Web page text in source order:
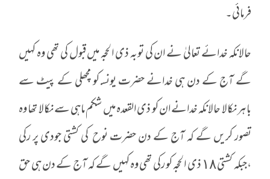
فرمائی۔
حالانکہ خدائے تعالیٰ نے ان کی توبہ ذی الحجہ میں قبول کی تھی وہ کہیں
گے آج کے دن ہی خدانے حضرت یونسـ کو مچھلی کے پیٹ سے
باہر نکالا حالانکہ خدانے ان کو ذی القعدہ میں شکم ماہی سے نکالا تھا وہ
تصور کریں گے کہ آج کے دن حضرت نوح ـ کی کشتی جودی پر رکی
،جبکہ کشتی ١٨ ذی الحجہ کو رکی تھی وہ کہیں گے کہ آج کے دن ہی حق